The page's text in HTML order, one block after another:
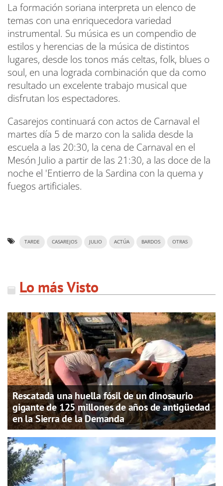
La formación soriana interpreta un elenco de
temas con una enriquecedora variedad
instrumental. Su música es un compendio de
estilos y herencias de la música de distintos
lugares, desde los tonos más celtas, folk, blues o
soul, en una lograda combinación que da como
resultado un excelente trabajo musical que
disfrutan los espectadores.
Casarejos continuará con actos de Carnaval el
martes día 5 de marzo con la salida desde la
escuela a las 20:30, la cena de Carnaval en el
Mesón Julio a partir de las 21:30, a las doce de la
noche el 'Entierro de la Sardina con la quema y
fuegos artificiales.
TARDE CASAREJOS JULIO ACTÚA BARDOS OTRAS
Lo más Visto
Rescatada una huella fósil de un dinosaurio
gigante de 125 millones de años de antigüedad
en la Sierra de la Demanda